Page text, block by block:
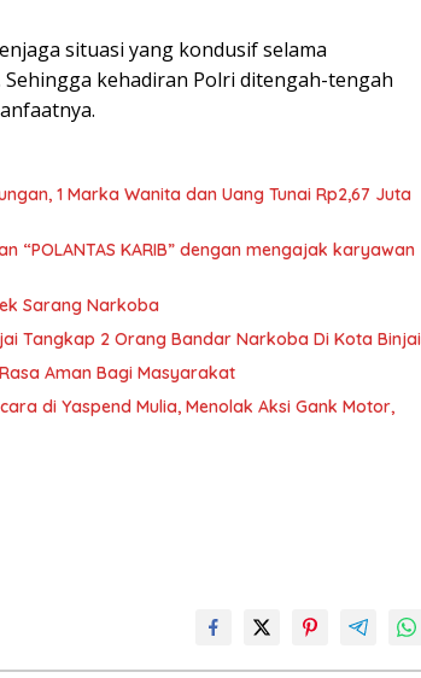
situasi yang kondusif selama
kehadiran Polri ditengah-tengah
1 Marka Wanita dan Uang Tunai Rp2,67 Juta
KARIB” dengan mengajak karyawan
Sarang Narkoba
Tangkap 2 Orang Bandar Narkoba Di Kota Binjai
Aman Bagi Masyarakat
di Yaspend Mulia, Menolak Aksi Gank Motor,